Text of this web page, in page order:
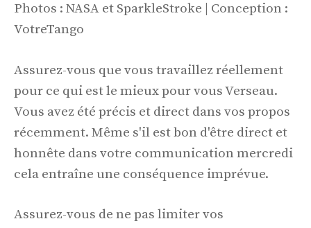
Photos : NASA et SparkleStroke | Conception :
VotreTango
Assurez-vous que vous travaillez réellement
pour ce qui est le mieux pour vous Verseau.
Vous avez été précis et direct dans vos propos
récemment. Même s'il est bon d'être direct et
honnête dans votre communication mercredi
cela entraîne une conséquence imprévue.
Assurez-vous de ne pas limiter vos